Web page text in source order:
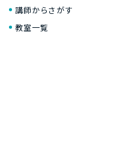
講師からさがす
教室一覧